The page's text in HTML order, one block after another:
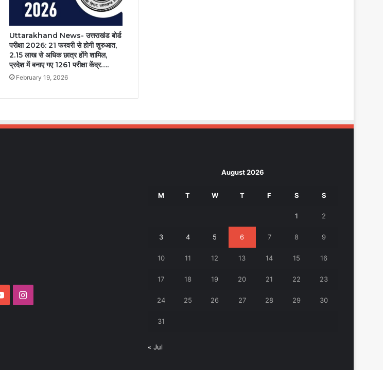
Uttarakhand News- उत्तराखंड बोर्ड
परीक्षा 2026: 21 फरवरी से होगी शुरुआत,
2.15 लाख से अधिक छात्र होंगे शामिल,
प्रदेश में बनाए गए 1261 परीक्षा केंद्र….
February 19, 2026
YouTubeInstagram
August 2026
M T W T F S S
1 2
3 4 5 6 7 8 9
10 11 12 13 14 15 16
17 18 19 20 21 22 23
24 25 26 27 28 29 30
31
« Jul